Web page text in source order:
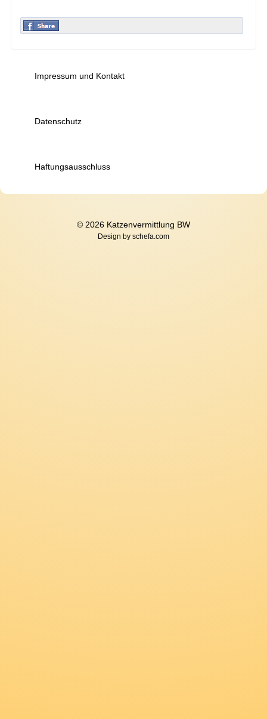
Impressum und Kontakt
Datenschutz
Haftungsausschluss
© 2026 Katzenvermittlung BW
Design by schefa.com